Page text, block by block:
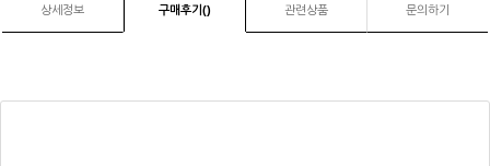
상세정보 구매후기() 관련상품 문의하기